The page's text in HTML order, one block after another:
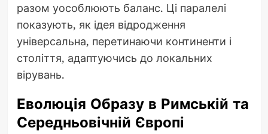
разом уособлюють баланс. Ці паралелі
показують, як ідея відродження
універсальна, перетинаючи континенти і
століття, адаптуючись до локальних
вірувань.
Еволюція Образу в Римській та
Середньовічній Європі